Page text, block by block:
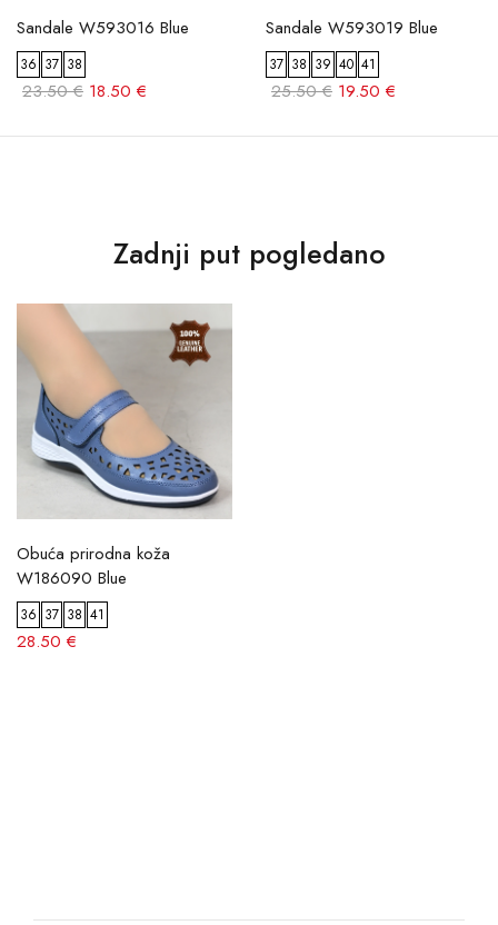
Sandale W593016 Blue
36 37 38
23.50 € 18.50 €
Sandale W593019 Blue
37 38 39 40 41
25.50 € 19.50 €
Zadnji put pogledano
Obuća prirodna koža
W186090 Blue
36 37 38 41
28.50 €